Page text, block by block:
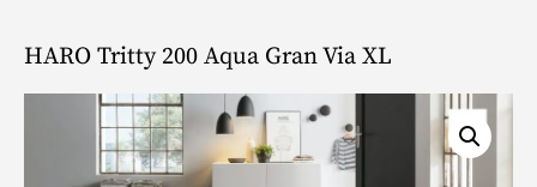
HARO Tritty 200 Aqua Gran Via XL